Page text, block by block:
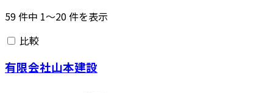
59件中 1〜20件を表示
比較
有限会社山本建設